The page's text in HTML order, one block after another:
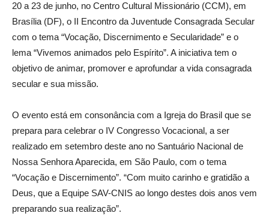
20 a 23 de junho, no Centro Cultural Missionário (CCM), em
Brasília (DF), o II Encontro da Juventude Consagrada Secular
com o tema “Vocação, Discernimento e Secularidade” e o
lema “Vivemos animados pelo Espírito”. A iniciativa tem o
objetivo de animar, promover e aprofundar a vida consagrada
secular e sua missão.
O evento está em consonância com a Igreja do Brasil que se
prepara para celebrar o IV Congresso Vocacional, a ser
realizado em setembro deste ano no Santuário Nacional de
Nossa Senhora Aparecida, em São Paulo, com o tema
“Vocação e Discernimento”. “Com muito carinho e gratidão a
Deus, que a Equipe SAV-CNIS ao longo destes dois anos vem
preparando sua realização”.